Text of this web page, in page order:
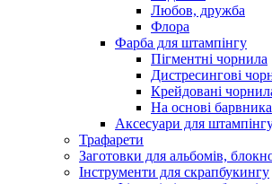
Любов, дружба
Флора
Фарба для штампінгу
Пігментні чорнила
Дистресингові
Крейдовані
На основі
Аксесуари для
Трафарети
Заготовки для альбомів,
Інструменти для скрапбукингу